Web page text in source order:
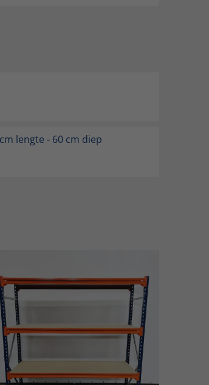
lengte - 60 cm diep